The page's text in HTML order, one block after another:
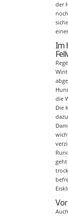
der
Im
die
Die